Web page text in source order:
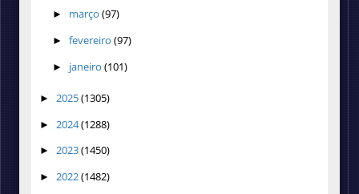
► março (97)
► fevereiro (97)
► janeiro (101)
► 2025(1305)
► 2024(1288)
► 2023(1450)
► 2022(1482)